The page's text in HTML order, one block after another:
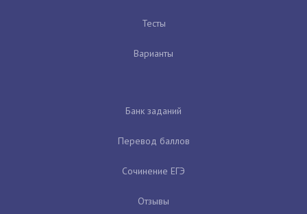
Тесты
Варианты
Банк заданий
Перевод баллов
Сочинение ЕГЭ
Отзывы